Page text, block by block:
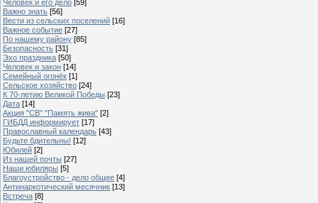
Человек и его дело [59]
Важно знать [56]
Вести из сельских поселений [16]
Важное событие [27]
По нашему району [85]
Безопасность [31]
Эхо праздника [50]
Человек и закон [14]
Семейный огонёк [1]
Сельское хозяйство [24]
К 70-летию Великой Победы [23]
Дата [14]
Акция "СВ" "Память жива" [2]
ГИБДД информирует [17]
Православный календарь [43]
Будьте бдительны! [12]
Юбилей [2]
Из нашей почты [27]
Наши юбиляры [5]
Благоустройство - дело общее [4]
Антинаркотический месячник [13]
Встреча [8]